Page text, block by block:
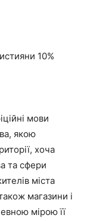
10%
мови
якою
хоча
та сфери
міста
магазини і
мірою її